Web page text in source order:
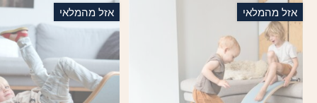
אזל מהמלאי אזל מהמלאי